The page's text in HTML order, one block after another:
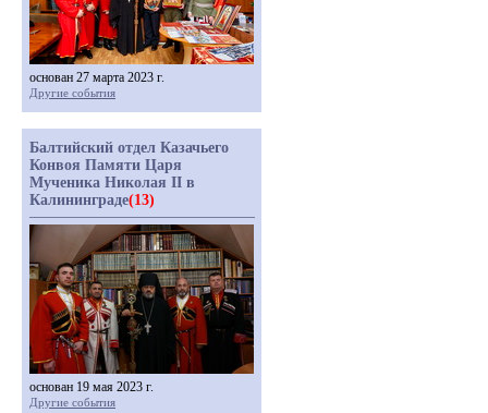
основан 27 марта 2023 г.
Другие события
Балтийский отдел Казачьего
Конвоя Памяти Царя
Мученика Николая II в
Калининграде(13)
основан 19 мая 2023 г.
Другие события